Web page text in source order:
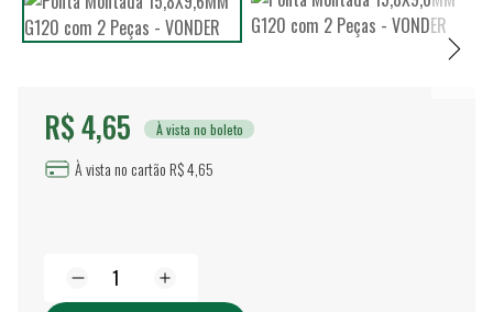
R$ 4,65 À vista no boleto
À vista no cartão R$ 4,65